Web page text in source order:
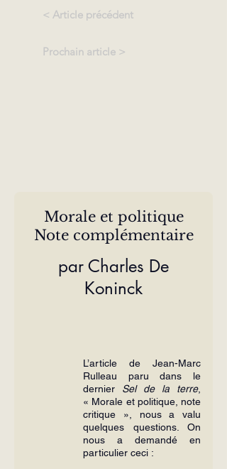
< Article précédent
Prochain article >
Morale et politique
Note complémentaire
par Charles De
Koninck
L’article de Jean-Marc
Rulleau paru dans le
dernier Sel de la terre,
« Morale et politique, note
critique », nous a valu
quelques questions. On
nous a demandé en
particulier ceci :